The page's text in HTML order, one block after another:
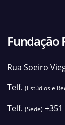
Fundação
Rua Soeiro
Telf. (Estúdios e
Telf. (Sede) +351